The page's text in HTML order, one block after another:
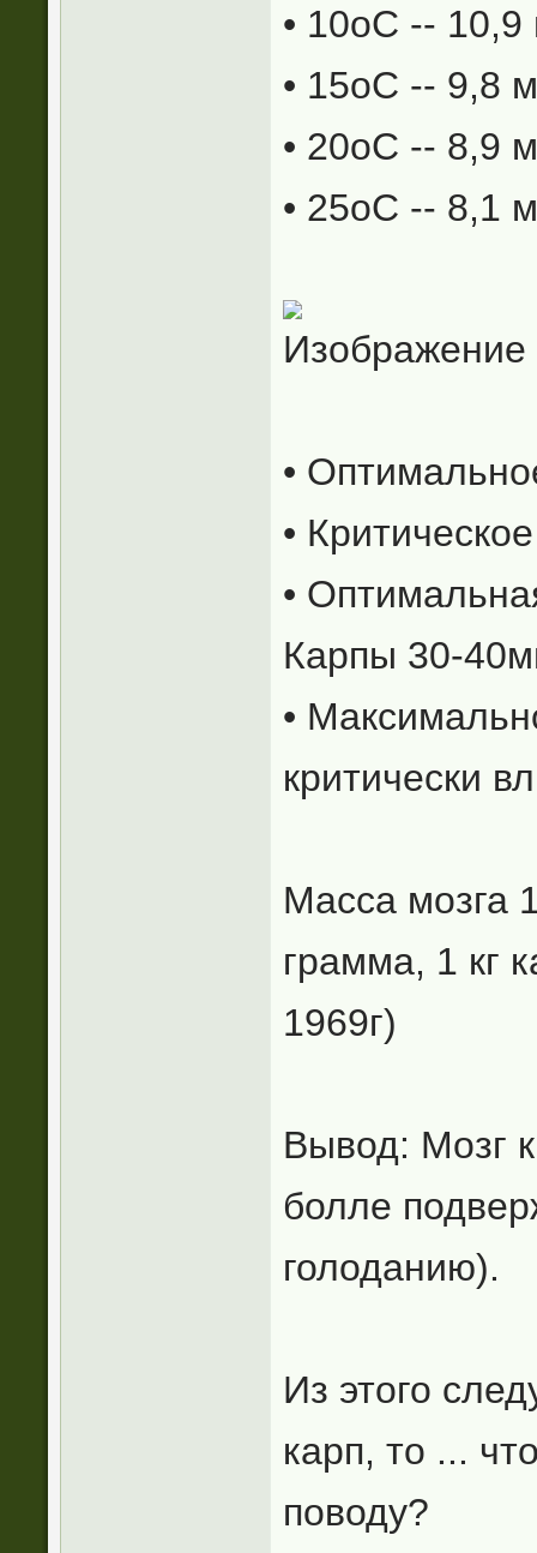
• 10оС --
• 15оС -- 9,8
• 20оС -- 8,9
• 25оС -- 8,1
•
•
•
Карпы 30-
•
критически
Масса мозга
грамма, 1 кг
1969г)
Вывод: Мозг
болле
голоданию).
Из этого
карп, то ...
поводу?